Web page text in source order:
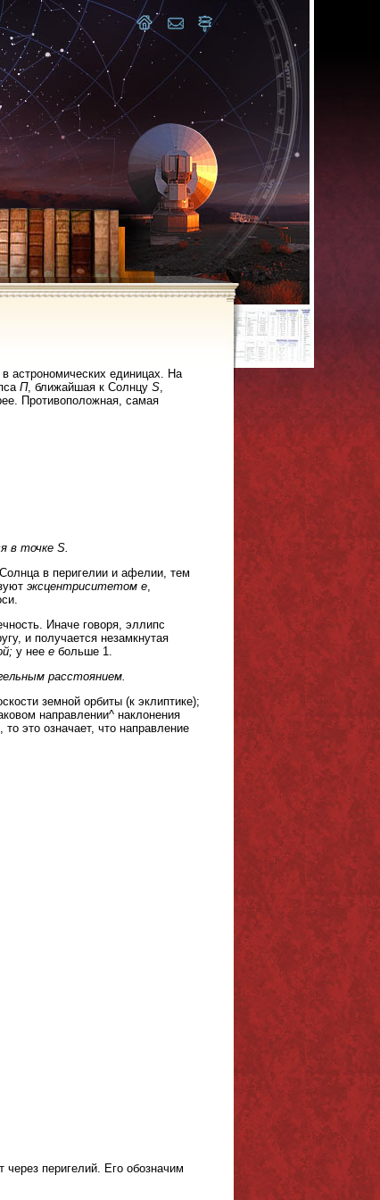
астрономических единицах. На
П, ближайшая к Солнцу S
Противоположная, самая
в точке S.
в перигелии и афелии, тем
эксцентриситетом e,
Иначе говоря, эллипс
и получается незамкнутая
у нее e больше 1.
расстоянием.
земной орбиты (к эклиптике);
направлении^ наклонения
это означает, что направление
перигелий. Его обозначим